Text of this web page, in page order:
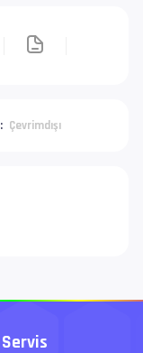
Çevrimdışı